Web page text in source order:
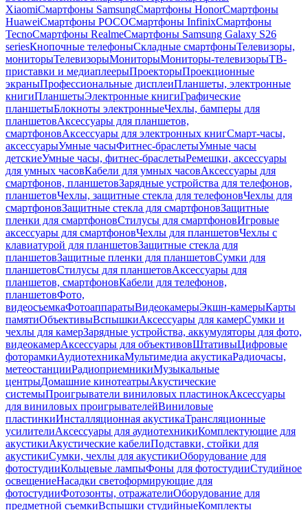
XiaomiСмартфоны SamsungСмартфоны HonorСмартфоны
HuaweiСмартфоны POCOСмартфоны InfinixСмартфоны
TecnoСмартфоны RealmeСмартфоны Samsung Galaxy S26
seriesКнопочные телефоныСкладные смартфоныТелевизоры,
мониторыТелевизорыМониторыМониторы-телевизорыТВ-
приставки и медиаплеерыПроекторыПроекционные
экраныПрофессиональные дисплеиПланшеты, электронные
книгиПланшетыЭлектронные книгиГрафические
планшетыБлокноты электронныеЧехлы, бамперы для
планшетовАксессуары для планшетов,
смартфоновАксессуары для электронных книгСмарт-часы,
аксессуарыУмные часыФитнес-браслетыУмные часы
детскиеУмные часы, фитнес-браслетыРемешки, аксессуары
для умных часовКабели для умных часовАксессуары для
смартфонов, планшетовЗарядные устройства для телефонов,
планшетовЧехлы, защитные стекла для телефоновЧехлы для
смартфоновЗащитные стекла для смартфоновЗащитные
пленки для смартфоновСтилусы для смартфоновИгровые
аксессуары для смартфоновЧехлы для планшетовЧехлы с
клавиатурой для планшетовЗащитные стекла для
планшетовЗащитные пленки для планшетовСумки для
планшетовСтилусы для планшетовАксессуары для
планшетов, смартфоновКабели для телефонов,
планшетовФото,
видеосъемкаФотоаппаратыВидеокамерыЭкшн-камерыКарты
памятиОбъективыВспышкиАксессуары для камерСумки и
чехлы для камерЗарядные устройства, аккумуляторы для фото,
видеокамерАксессуары для объективовШтативыЦифровые
фоторамкиАудиотехникаМультимедиа акустикаРадиочасы,
метеостанцииРадиоприемникиМузыкальные
центрыДомашние кинотеатрыАкустические
системыПроигрыватели виниловых пластинокАксессуары
для виниловых проигрывателейВиниловые
пластинкиИнсталляционная акустикаТрансляционные
усилителиАксессуары для аудиотехникиКомплектующие для
акустикиАкустические кабелиПодставки, стойки для
акустикиСумки, чехлы для акустикиОборудование для
фотостудииКольцевые лампыФоны для фотостудииСтудийное
освещениеНасадки светоформирующие для
фотостудииФотозонты, отражателиОборудование для
предметной съемкиВспышки студийныеКомплекты